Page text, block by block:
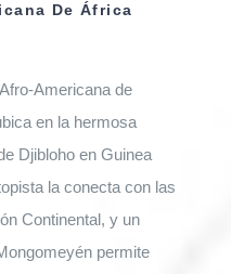
De África
Americana de
en la hermosa
Djibloho en Guinea
la conecta con las
Continental, y un
permite